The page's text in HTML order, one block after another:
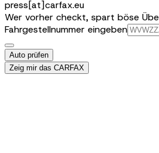
press[at]carfax.eu
Wer vorher checkt, spart böse
Fahrgestellnummer eingeben
Auto prüfen
Zeig mir das CARFAX